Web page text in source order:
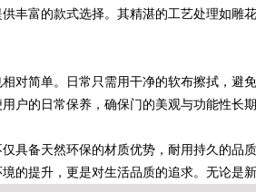
丰富的款式选择。其精湛的工艺处理如雕
对简单。日常只需用干净的软布擦拭，避
户的日常保养，确保门的美观与功能性长
具备天然环保的材质优势，耐用持久的品
的提升，更是对生活品质的追求。无论是